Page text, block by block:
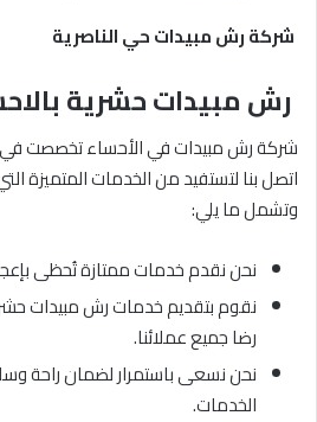
شركة رش مبيدات حي الناصرية
رش مبيدات حشرية
شركة رش مبيدات في الأحساء تخصصت في
اتصل بنا لتستفيد من الخدمات المتميزة
وتشمل ما يلي:
نحن نقدم خدمات ممتازة تُحظى
نقوم بتقديم خدمات رش مبيدات
رضا جميع عملائنا.
نحن نسعى باستمرار لضمان راحة
الخدمات.